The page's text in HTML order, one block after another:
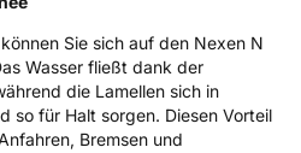
/ Alpine-SymbolJa
(GPSR)
Sie sich auf den Nexen N
Wasser fließt dank der
die Lamellen sich in
so für Halt sorgen. Diesen Vorteil
Bremsen und